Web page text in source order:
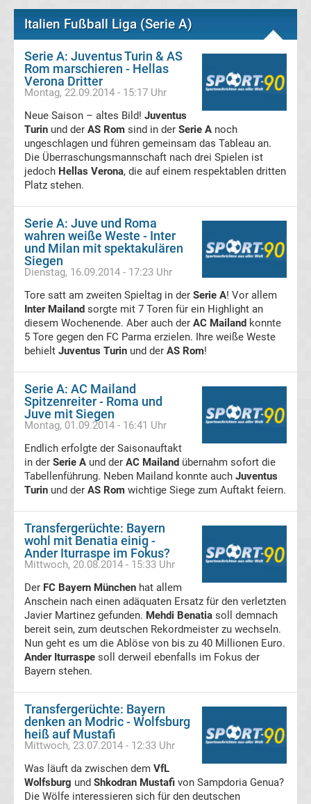
Türk.
Süper
Lig
Internat.
Fußball
Youth
League
Fußball
WM
Fußball
EM
Frauenfußball
Amateurfußball
Transfergerüchte
Transferticker
-
Meldungen
vom
Trainerentlassungen
Bundesliga
Porträts
Italien Fußball Liga (Serie A)
Serie A: Juventus Turin & AS
Rom marschieren - Hellas
Verona Dritter
Montag, 22.09.2014 - 15:17 Uhr
Neue Saison – altes Bild! Juventus
Turin und der AS Rom sind in der Serie A noch
ungeschlagen und führen gemeinsam das Tableau an.
Die Überraschungsmannschaft nach drei Spielen ist
jedoch Hellas Verona, die auf einem respektablen dritten
Platz stehen.
Serie A: Juve und Roma
wahren weiße Weste - Inter
und Milan mit spektakulären
Siegen
Dienstag, 16.09.2014 - 17:23 Uhr
Tore satt am zweiten Spieltag in der Serie A! Vor allem
Inter Mailand sorgte mit 7 Toren für ein Highlight an
diesem Wochenende. Aber auch der AC Mailand konnte
5 Tore gegen den FC Parma erzielen. Ihre weiße Weste
behielt Juventus Turin und der AS Rom!
Serie A: AC Mailand
Spitzenreiter - Roma und
Juve mit Siegen
Montag, 01.09.2014 - 16:41 Uhr
Endlich erfolgte der Saisonauftakt
in der Serie A und der AC Mailand übernahm sofort die
Tabellenführung. Neben Mailand konnte auch Juventus
Turin und der AS Rom wichtige Siege zum Auftakt feiern.
Transfergerüchte: Bayern
wohl mit Benatia einig -
Ander Iturraspe im Fokus?
Mittwoch, 20.08.2014 - 15:33 Uhr
Der FC Bayern München hat allem
Anschein nach einen adäquaten Ersatz für den verletzten
Javier Martinez gefunden. Mehdi Benatia soll demnach
bereit sein, zum deutschen Rekordmeister zu wechseln.
Nun geht es um die Ablöse von bis zu 40 Millionen Euro.
Ander Iturraspe soll derweil ebenfalls im Fokus der
Bayern stehen.
Transfergerüchte: Bayern
denken an Modric - Wolfsburg
heiß auf Mustafi
Mittwoch, 23.07.2014 - 12:33 Uhr
Was läuft da zwischen dem VfL
Wolfsburg und Shkodran Mustafi von Sampdoria Genua?
Die Wölfe interessieren sich für den deutschen